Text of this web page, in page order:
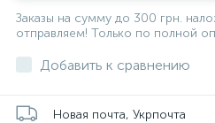
Заказы на сумму до 300 грн.
отправляем! Только по полной
Добавить к сравнению
Новая почта, Укрпочта